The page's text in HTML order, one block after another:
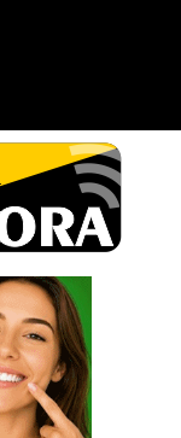
são presos em
ambiental
antigos em